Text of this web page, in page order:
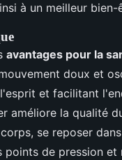
à un meilleur bien-
avantages pour la
doux et
et facilitant
améliore la qualité
se reposer
de pression et